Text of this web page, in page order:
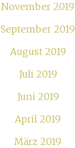
November 2019
September 2019
August 2019
Juli 2019
Juni 2019
April 2019
März 2019